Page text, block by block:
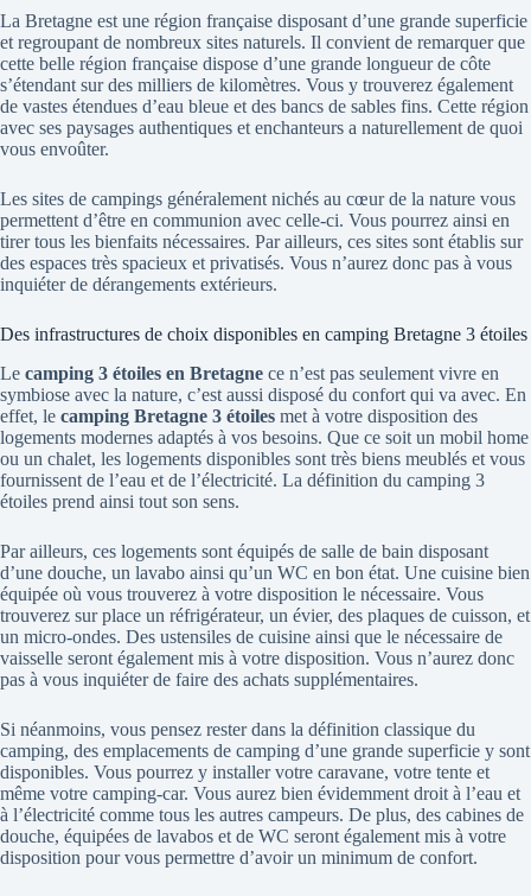
La Bretagne est une région française disposant d’une grande superficie
et regroupant de nombreux sites naturels. Il convient de remarquer que
cette belle région française dispose d’une grande longueur de côte
s’étendant sur des milliers de kilomètres. Vous y trouverez également
de vastes étendues d’eau bleue et des bancs de sables fins. Cette région
avec ses paysages authentiques et enchanteurs a naturellement de quoi
vous envoûter.
Les sites de campings généralement nichés au cœur de la nature vous
permettent d’être en communion avec celle-ci. Vous pourrez ainsi en
tirer tous les bienfaits nécessaires. Par ailleurs, ces sites sont établis sur
des espaces très spacieux et privatisés. Vous n’aurez donc pas à vous
inquiéter de dérangements extérieurs.
Des infrastructures de choix disponibles en camping Bretagne 3 étoiles
Le camping 3 étoiles en Bretagne ce n’est pas seulement vivre en
symbiose avec la nature, c’est aussi disposé du confort qui va avec. En
effet, le camping Bretagne 3 étoiles met à votre disposition des
logements modernes adaptés à vos besoins. Que ce soit un mobil home
ou un chalet, les logements disponibles sont très biens meublés et vous
fournissent de l’eau et de l’électricité. La définition du camping 3
étoiles prend ainsi tout son sens.
Par ailleurs, ces logements sont équipés de salle de bain disposant
d’une douche, un lavabo ainsi qu’un WC en bon état. Une cuisine bien
équipée où vous trouverez à votre disposition le nécessaire. Vous
trouverez sur place un réfrigérateur, un évier, des plaques de cuisson, et
un micro-ondes. Des ustensiles de cuisine ainsi que le nécessaire de
vaisselle seront également mis à votre disposition. Vous n’aurez donc
pas à vous inquiéter de faire des achats supplémentaires.
Si néanmoins, vous pensez rester dans la définition classique du
camping, des emplacements de camping d’une grande superficie y sont
disponibles. Vous pourrez y installer votre caravane, votre tente et
même votre camping-car. Vous aurez bien évidemment droit à l’eau et
à l’électricité comme tous les autres campeurs. De plus, des cabines de
douche, équipées de lavabos et de WC seront également mis à votre
disposition pour vous permettre d’avoir un minimum de confort.